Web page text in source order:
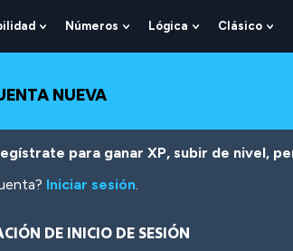
Show
Submenu
Habilidad
Números
Show
Submenu
Lógica
Show
Submenu
Clásico
NUEVA
para ganar XP, subir de nivel,
Iniciar sesión.
DE INICIO DE SESIÓN